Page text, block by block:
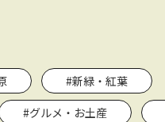
#新緑・紅葉
#グルメ・お土産